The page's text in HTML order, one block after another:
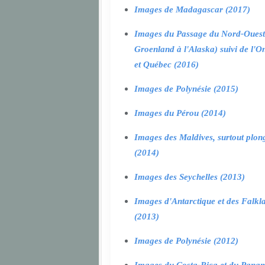
Images de Madagascar (2017)
Images du Passage du Nord-
Groenland à l'Alaska) suivi de
et Québec (2016)
Images de Polynésie (2015)
Images du Pérou (2014)
Images des Maldives, surtout
(2014)
Images des Seychelles (2013)
Images d'Antarctique et des
(2013)
Images de Polynésie (2012)